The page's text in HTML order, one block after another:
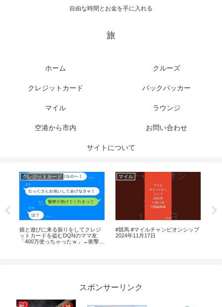
自由な時間とお金を手に入れる
旅
ホーム クルーズ
クレジットカード バックパッカー
マイル ラウンジ
空港から市内 お問い合わせ
サイトについて
クレジットカード
娘と遊びに来る振りをしてクレジ
ットカードを盗むDQNのママ友
「400万使っちゃったｗ」→衝撃の
マイル
#競馬 #マイルチャンピオンシップ
2024年11月17日
スポンサーリンク